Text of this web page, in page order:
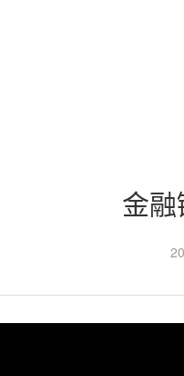
金